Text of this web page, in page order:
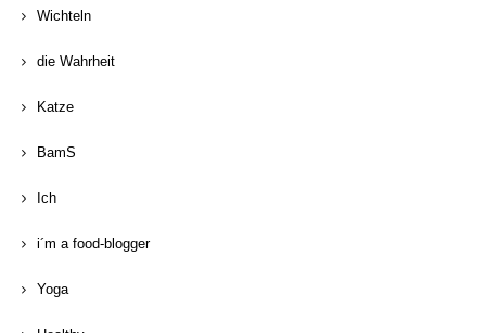
Wichteln
die Wahrheit
Katze
BamS
Ich
i´m a food-blogger
Yoga